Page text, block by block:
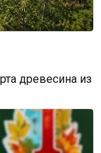
древесина из